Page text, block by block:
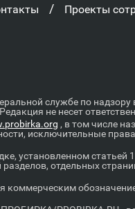
/ Проекты
службе по
не несет
, в том числе
исключительные
установленном статьей
отдельных